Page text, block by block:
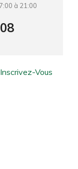
à 21:00
Inscrivez-Vous